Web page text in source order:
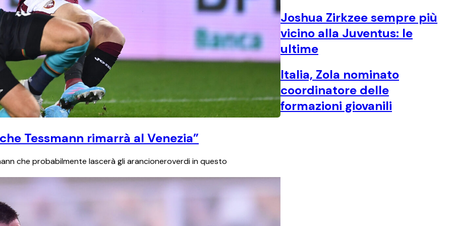
Tessmann rimarrà al Venezia”
che probabilmente lascerà gli arancioneroverdi in questo
Joshua Zirkzee sempre più
vicino alla Juventus: le
ultime
Italia, Zola nominato
coordinatore delle
formazioni giovanili